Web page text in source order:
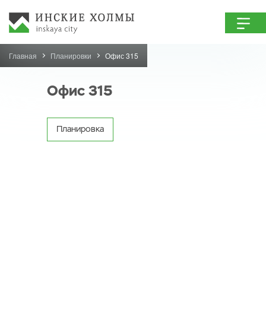
Главная Планировки Офис 315
Офис 315
Планировка